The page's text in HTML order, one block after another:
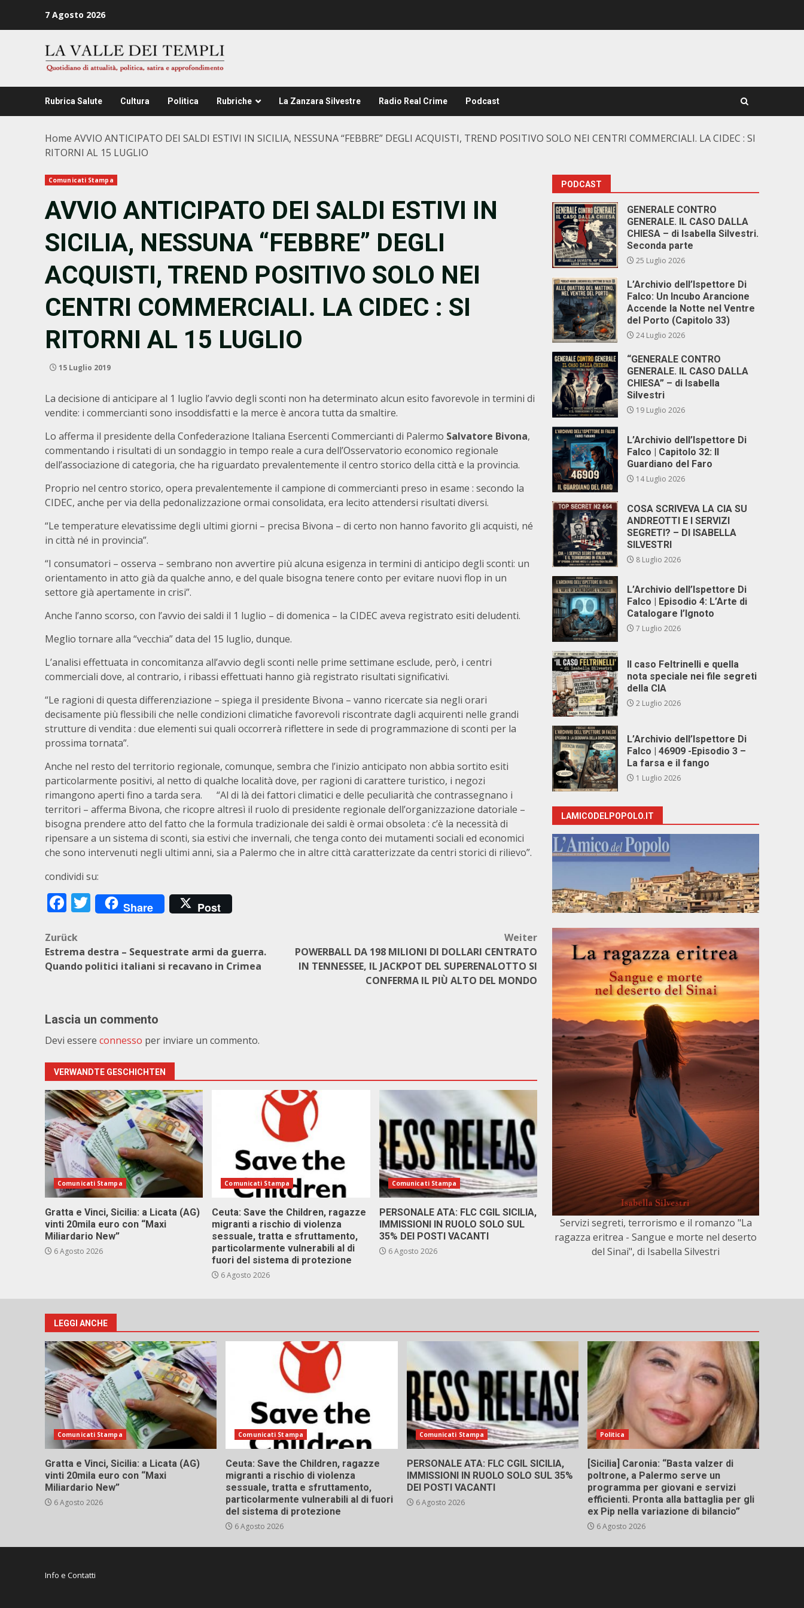
7 Agosto 2026
Rubrica Salute Cultura Politica Rubriche La Zanzara Silvestre Radio Real Crime Podcast
Home AVVIO ANTICIPATO DEI SALDI ESTIVI IN SICILIA, NESSUNA “FEBBRE” DEGLI ACQUISTI, TREND POSITIVO SOLO NEI CENTRI COMMERCIALI. LA CIDEC : SI
RITORNI AL 15 LUGLIO
Comunicati Stampa
AVVIO ANTICIPATO DEI SALDI ESTIVI IN
SICILIA, NESSUNA “FEBBRE” DEGLI
ACQUISTI, TREND POSITIVO SOLO NEI
CENTRI COMMERCIALI. LA CIDEC : SI
RITORNI AL 15 LUGLIO
15 Luglio 2019
La decisione di anticipare al 1 luglio l’avvio degli sconti non ha determinato alcun esito favorevole in termini di
vendite: i commercianti sono insoddisfatti e la merce è ancora tutta da smaltire.
Lo afferma il presidente della Confederazione Italiana Esercenti Commercianti di Palermo Salvatore Bivona,
commentando i risultati di un sondaggio in tempo reale a cura dell’Osservatorio economico regionale
dell’associazione di categoria, che ha riguardato prevalentemente il centro storico della città e la provincia.
Proprio nel centro storico, opera prevalentemente il campione di commercianti preso in esame : secondo la
CIDEC, anche per via della pedonalizzazione ormai consolidata, era lecito attendersi risultati diversi.
“Le temperature elevatissime degli ultimi giorni – precisa Bivona – di certo non hanno favorito gli acquisti, né
in città né in provincia”.
“I consumatori – osserva – sembrano non avvertire più alcuna esigenza in termini di anticipo degli sconti: un
orientamento in atto già da qualche anno, e del quale bisogna tenere conto per evitare nuovi flop in un
settore già apertamente in crisi”.
Anche l’anno scorso, con l’avvio dei saldi il 1 luglio – di domenica – la CIDEC aveva registrato esiti deludenti.
Meglio tornare alla “vecchia” data del 15 luglio, dunque.
L’analisi effettuata in concomitanza all’avvio degli sconti nelle prime settimane esclude, però, i centri
commerciali dove, al contrario, i ribassi effettuati hanno già registrato risultati significativi.
“Le ragioni di questa differenziazione – spiega il presidente Bivona – vanno ricercate sia negli orari
decisamente più flessibili che nelle condizioni climatiche favorevoli riscontrate dagli acquirenti nelle grandi
strutture di vendita : due elementi sui quali occorrerà riflettere in sede di programmazione di sconti per la
prossima tornata”.
Anche nel resto del territorio regionale, comunque, sembra che l’inizio anticipato non abbia sortito esiti
particolarmente positivi, al netto di qualche località dove, per ragioni di carattere turistico, i negozi
rimangono aperti fino a tarda sera. “Al di là dei fattori climatici e delle peculiarità che contrassegnano i
territori – afferma Bivona, che ricopre altresì il ruolo di presidente regionale dell’organizzazione datoriale –
bisogna prendere atto del fatto che la formula tradizionale dei saldi è ormai obsoleta : c’è la necessità di
ripensare a un sistema di sconti, sia estivi che invernali, che tenga conto dei mutamenti sociali ed economici
che sono intervenuti negli ultimi anni, sia a Palermo che in altre città caratterizzate da centri storici di rilievo”.
condividi su:
Facebook
Twitter
Share Post
Beitragsnavigation
Zurück
Estrema destra – Sequestrate armi da guerra.
Quando politici italiani si recavano in Crimea
Weiter
POWERBALL DA 198 MILIONI DI DOLLARI CENTRATO
IN TENNESSEE, IL JACKPOT DEL SUPERENALOTTO SI
CONFERMA IL PIÙ ALTO DEL MONDO
Lascia un commento
Devi essere connesso per inviare un commento.
VERWANDTE GESCHICHTEN
Comunicati Stampa
Gratta e Vinci, Sicilia: a Licata (AG)
vinti 20mila euro con “Maxi
Miliardario New”
6 Agosto 2026
Comunicati Stampa
Ceuta: Save the Children, ragazze
migranti a rischio di violenza
sessuale, tratta e sfruttamento,
particolarmente vulnerabili al di
fuori del sistema di protezione
6 Agosto 2026
Comunicati Stampa
PERSONALE ATA: FLC CGIL SICILIA,
IMMISSIONI IN RUOLO SOLO SUL
35% DEI POSTI VACANTI
6 Agosto 2026
PODCAST
GENERALE CONTRO
GENERALE. IL CASO DALLA
CHIESA – di Isabella Silvestri.
Seconda parte
25 Luglio 2026
L’Archivio dell’Ispettore Di
Falco: Un Incubo Arancione
Accende la Notte nel Ventre
del Porto (Capitolo 33)
24 Luglio 2026
“GENERALE CONTRO
GENERALE. IL CASO DALLA
CHIESA” – di Isabella
Silvestri
19 Luglio 2026
L’Archivio dell’Ispettore Di
Falco | Capitolo 32: Il
Guardiano del Faro
14 Luglio 2026
COSA SCRIVEVA LA CIA SU
ANDREOTTI E I SERVIZI
SEGRETI? – DI ISABELLA
SILVESTRI
8 Luglio 2026
L’Archivio dell’Ispettore Di
Falco | Episodio 4: L’Arte di
Catalogare l’Ignoto
7 Luglio 2026
Il caso Feltrinelli e quella
nota speciale nei file segreti
della CIA
2 Luglio 2026
L’Archivio dell’Ispettore Di
Falco | 46909 -Episodio 3 –
La farsa e il fango
1 Luglio 2026
LAMICODELPOPOLO.IT
Servizi segreti, terrorismo e il romanzo "La
ragazza eritrea - Sangue e morte nel deserto
del Sinai", di Isabella Silvestri
LEGGI ANCHE
Comunicati Stampa
Gratta e Vinci, Sicilia: a Licata (AG)
vinti 20mila euro con “Maxi
Miliardario New”
6 Agosto 2026
Comunicati Stampa
Ceuta: Save the Children, ragazze
migranti a rischio di violenza
sessuale, tratta e sfruttamento,
particolarmente vulnerabili al di fuori
del sistema di protezione
6 Agosto 2026
Comunicati Stampa
PERSONALE ATA: FLC CGIL SICILIA,
IMMISSIONI IN RUOLO SOLO SUL 35%
DEI POSTI VACANTI
6 Agosto 2026
Politica
[Sicilia] Caronia: “Basta valzer di
poltrone, a Palermo serve un
programma per giovani e servizi
efficienti. Pronta alla battaglia per gli
ex Pip nella variazione di bilancio”
6 Agosto 2026
Info e Contatti